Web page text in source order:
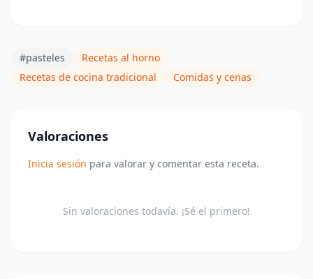
#pasteles
Recetas al horno
Recetas de cocina tradicional
Comidas y cenas
Valoraciones
Inicia sesión para valorar y comentar esta receta.
Sin valoraciones todavía. ¡Sé el primero!